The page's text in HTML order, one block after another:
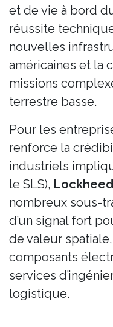
et de vie à bord
réussite
nouvelles
américaines et la
missions
terrestre basse.
Pour les
renforce la
industriels
le SLS),
nombreux sous-
d’un signal fort
de valeur
composants
services
logistique.